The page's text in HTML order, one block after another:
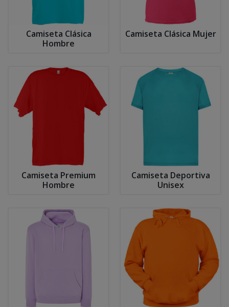
Camiseta Clásica
Hombre
Camiseta Clásica Mujer
Camiseta Premium
Hombre
Camiseta Deportiva
Unisex